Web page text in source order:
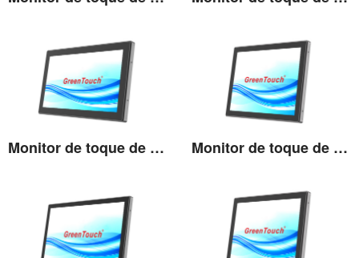
Monitor de toque de alto brilho de 15,6'' Monitor de toque de alto brilho de 17''